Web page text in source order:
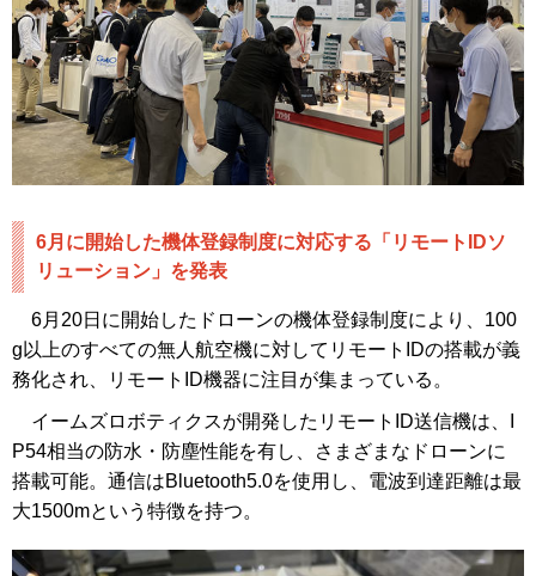
6月に開始した機体登録制度に対応する「リモートIDソ
リューション」を発表
6月20日に開始したドローンの機体登録制度により、100
g以上のすべての無人航空機に対してリモートIDの搭載が義
務化され、リモートID機器に注目が集まっている。
イームズロボティクスが開発したリモートID送信機は、I
P54相当の防水・防塵性能を有し、さまざまなドローンに
搭載可能。通信はBluetooth5.0を使用し、電波到達距離は最
大1500mという特徴を持つ。